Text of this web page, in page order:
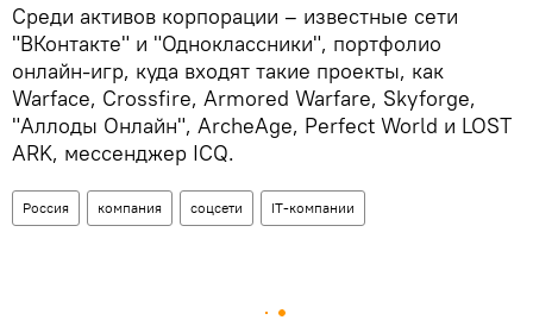
Среди активов корпорации – известные сети
"ВКонтакте" и "Одноклассники", портфолио
онлайн-игр, куда входят такие проекты, как
Warface, Crossfire, Armored Warfare, Skyforge,
"Аллоды Онлайн", ArcheAge, Perfect World и LOST
ARK, мессенджер ICQ.
Россия компания соцсети IT-компании